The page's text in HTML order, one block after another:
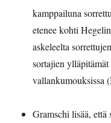
kamppailuna
etenee kohti
askeleelta
sortajien
vallankumouksissa
Gramschi lisää,